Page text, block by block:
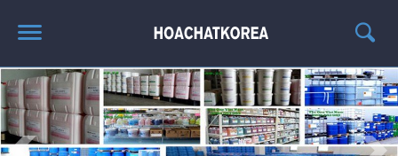
TRANG CHỦ
GIỚI THIỆU